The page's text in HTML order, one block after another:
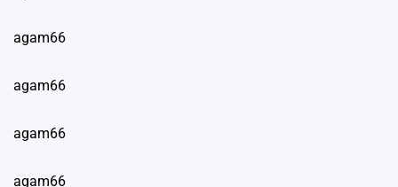
agam66
agam66
agam66
agam66